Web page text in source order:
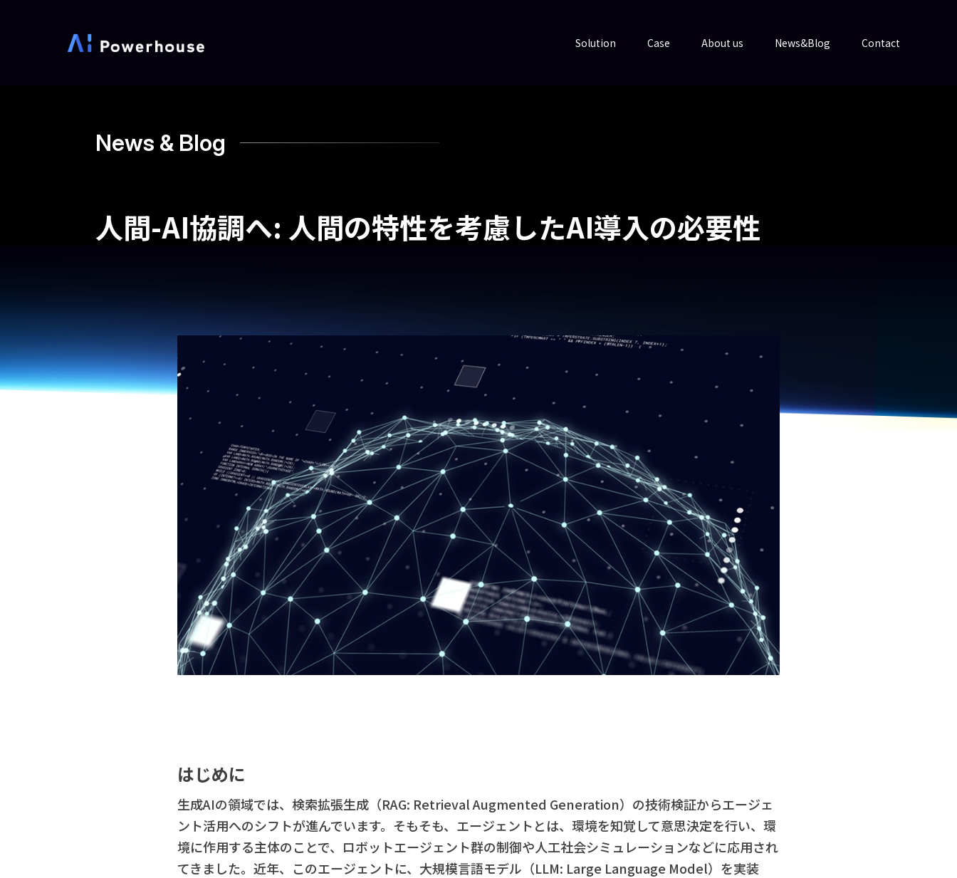
Solution Case About us News&Blog Contact
News & Blog
人間-AI協調へ: 人間の特性を考慮したAI導入の必要性
はじめに​​​​
生成AIの領域では、検索拡張生成（RAG: Retrieval Augmented Generation）の技術検証からエージェ
ント活用へのシフトが進んでいます。そもそも、エージェントとは、環境を知覚して意思決定を行い、環
境に作用する主体のことで、ロボットエージェント群の制御や人工社会シミュレーションなどに応用され
てきました。近年、このエージェントに、大規模言語モデル（LLM: Large Language Model）を実装